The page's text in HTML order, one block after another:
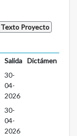
Texto Proyecto
Salida
Dictámen
30-
04-
2026
30-
04-
2026